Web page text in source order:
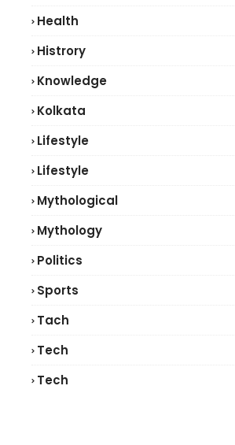
Health
Histrory
Knowledge
Kolkata
Lifestyle
Lifestyle
Mythological
Mythology
Politics
Sports
Tach
Tech
Tech